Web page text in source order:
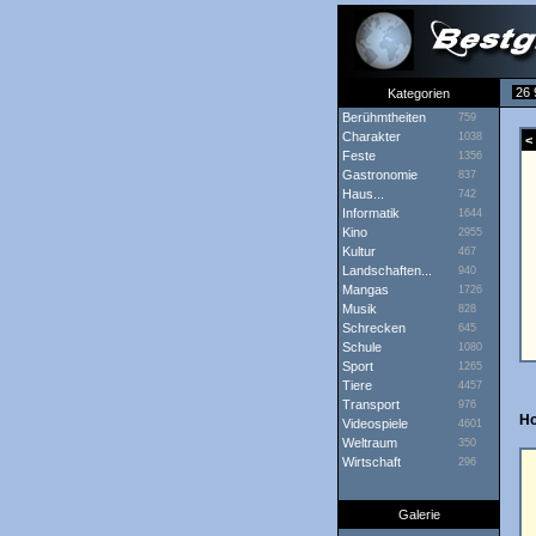
Kategorien
26
Berühmtheiten
759
Charakter 1038
Feste 1356
Gastronomie 837
Haus... 742
Informatik 1644
Kino 2955
Kultur 467
Landschaften... 940
Mangas 1726
Musik 828
Schrecken 645
Schule 1080
Sport 1265
Tiere 4457
Transport 976
Videospiele 4601
Weltraum 350
Wirtschaft 296
Galerie
<